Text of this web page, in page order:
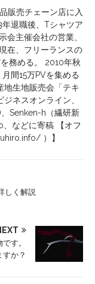
販売チェーン店に入
退職後、Tシャツア
会主催会社の営業、
在、フリーランスの
務める。 2010年秋
間15万PVを集める
地生地販売会「テキ
ネスオンライン、
Senken-h（繊研新
などに寄稿 【オフ
）】
しく解説
す。
か？